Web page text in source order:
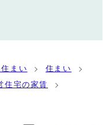
まい
住まい
住宅の家賃